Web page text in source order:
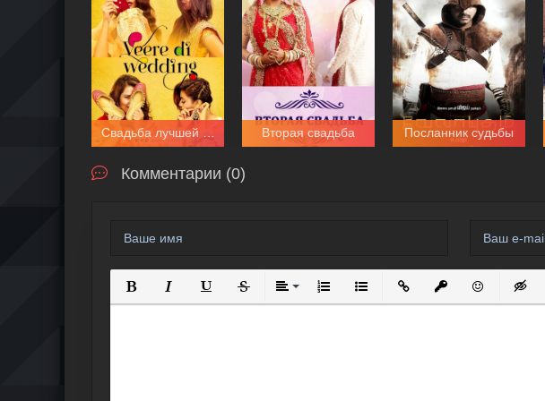
Свадьба лучшей подруги Вторая свадьба Посланник судьбы
Комментарии (0)
Полужирный
КурсивПодчеркнутый
ЗачеркнутыйВыравнивание
Нумерованный список
Маркированный список
Вставить ссылку
ВставитьВставить